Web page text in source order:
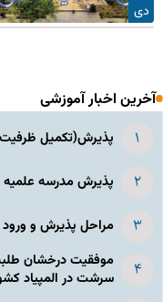
دی
آخرین اخبار آموزشی
پذیرش(تکمیل
پذیرش مدرسه
مراحل پذیرش و ورود
موفقیت درخشان
سرشت در المپياد